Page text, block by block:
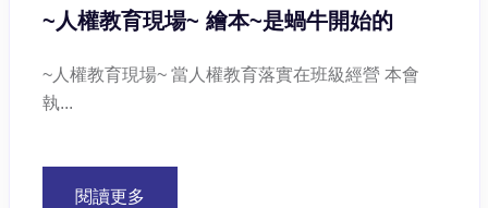
~人權教育現場~ 繪本~是蝸牛開始的
~人權教育現場~ 當人權教育落實在班級經營 本會
執...
閱讀更多